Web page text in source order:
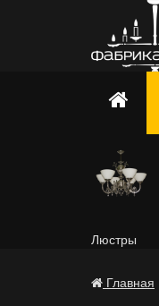
Люстры
Главная